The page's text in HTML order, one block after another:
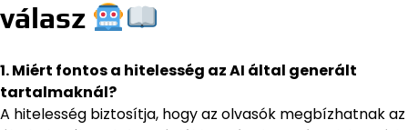
válasz
1. Miért fontos a hitelesség az AI által generált
tartalmaknál?
A hitelesség biztosítja, hogy az olvasók megbízhatnak az